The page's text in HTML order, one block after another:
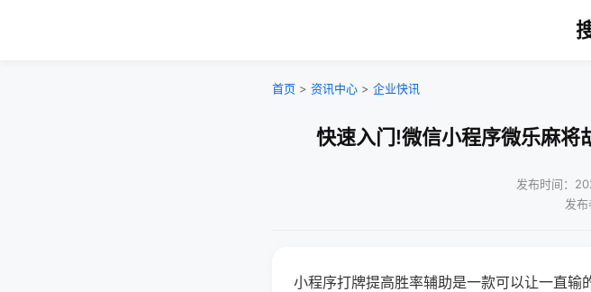
首页 > 资讯中心 > 企业快讯
快速入门!微信小程序微乐麻将
发布时间：
发
小程序打牌提高胜率辅助是一款可以让一直输